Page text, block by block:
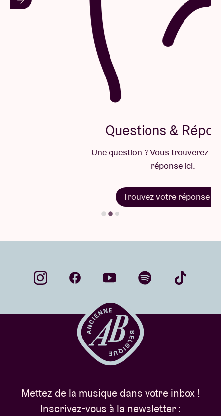
Questions & Réponses
Une question ? Vous trouverez sûrement la
Trouvez votre réponse
Mettez de la musique dans votre inbox !
Inscrivez-vous à la newsletter :